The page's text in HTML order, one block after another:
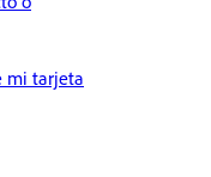
mi tarjeta